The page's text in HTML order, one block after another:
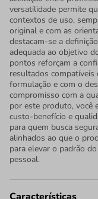
versatilidade permite
contextos de uso,
original e com as
destacam-se a
adequada ao objetivo
pontos reforçam a
resultados compatíveis
formulação e com o
compromisso com a
por este produto, você
custo-benefício e
para quem busca
alinhados ao que o
para elevar o padrão
pessoal.